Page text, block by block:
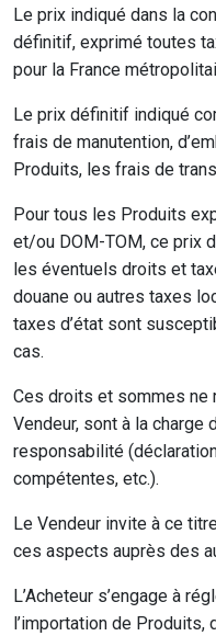
Le prix indiqué dans la
définitif, exprimé toutes
pour la France
Le prix définitif indiqué
frais de manutention,
Produits, les frais de
Pour tous les Produits
et/ou DOM-TOM, ce prix
les éventuels droits et
douane ou autres taxes
taxes d’état sont
cas.
Ces droits et sommes ne
Vendeur, sont à la charge
responsabilité
compétentes, etc.).
Le Vendeur invite à ce
ces aspects auprès des
L’Acheteur s’engage à
l’importation de